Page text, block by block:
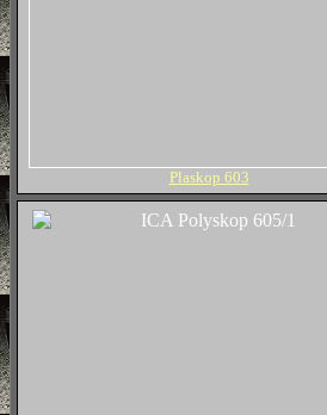
Plaskop 603